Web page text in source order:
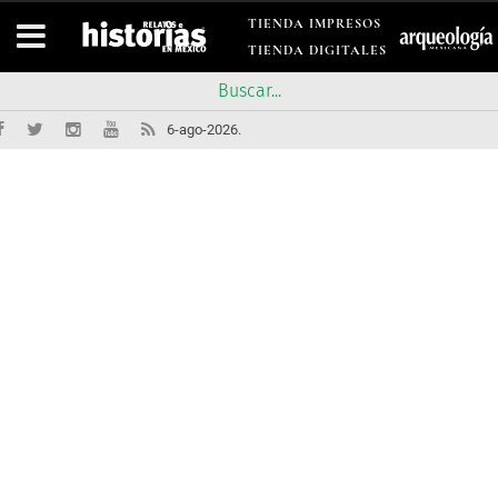
TIENDA IMPRESOS
TIENDA DIGITALES
6-ago-2026.